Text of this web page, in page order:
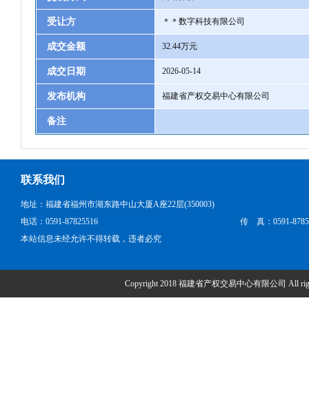
受让方 ＊＊数字科技有限公司
成交金额 32.44万元
成交日期 2026-05-14
发布机构 福建省产权交易中心有限公司
备注
联系我们
地址：福建省福州市湖东路中山大厦A座22层(350003)
电话：0591-87825516
传 真：0591-
本站信息未经允许不得转载，违者必究
Copyright 2018 福建省产权交易中心有限公司 All